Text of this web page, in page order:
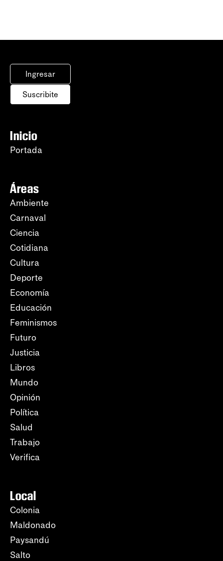
Ingresar
Suscribite
Inicio
Portada
Áreas
Ambiente
Carnaval
Ciencia
Cotidiana
Cultura
Deporte
Economía
Educación
Feminismos
Futuro
Justicia
Libros
Mundo
Opinión
Política
Salud
Trabajo
Verifica
Local
Colonia
Maldonado
Paysandú
Salto